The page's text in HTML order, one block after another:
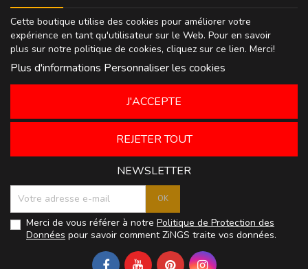
Cette boutique utilise des cookies pour améliorer votre
expérience en tant qu'utilisateur sur le Web. Pour en savoir
plus sur notre politique de cookies, cliquez sur ce lien. Merci!
Plus d'informations Personnaliser les cookies
REJETER TOUT
J'ACCEPTE
NEWSLETTER
Merci de vous référer à notre Politique de Protection des
Données pour savoir comment ZiNGS traite vos données.